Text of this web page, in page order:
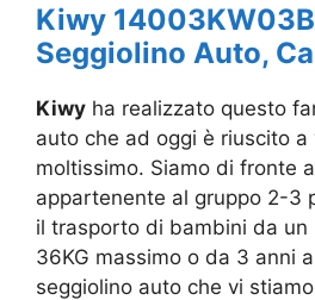
Kiwy
Seggiolino Auto,
Kiwy ha realizzato questo
auto che ad oggi è riuscito a
moltissimo. Siamo di fronte
appartenente al gruppo 2-3
il trasporto di bambini da un
36KG massimo o da 3 anni
seggiolino auto che vi